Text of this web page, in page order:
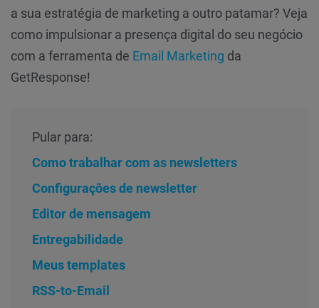
a sua estratégia de marketing a outro patamar? Veja
como impulsionar a presença digital do seu negócio
com a ferramenta de Email Marketing da
GetResponse!
Pular para:
Como trabalhar com as newsletters
Configurações de newsletter
Editor de mensagem
Entregabilidade
Meus templates
RSS-to-Email